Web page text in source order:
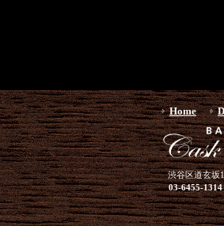
Home
渋谷区道玄
03-6455-1314